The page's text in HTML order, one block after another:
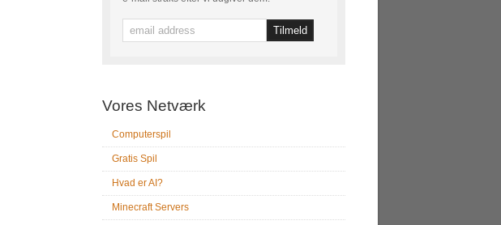
Vores Netværk
Computerspil
Gratis Spil
Hvad er AI?
Minecraft Servers